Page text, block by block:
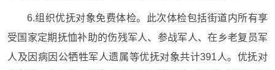
6.组织优抚对象免费体检。此次体检包括街道内所有享
受国家定期抚恤补助的伤残军人、参战军人、在乡老复员军
人及因病因公牺牲军人遗属等优抚对象共计391人。优抚对